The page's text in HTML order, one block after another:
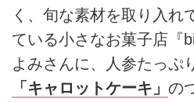
く、旬な素材を取り入れ
ている小さなお菓子店『
よみさんに、人参たっぷ
「キャロットケーキ」 の